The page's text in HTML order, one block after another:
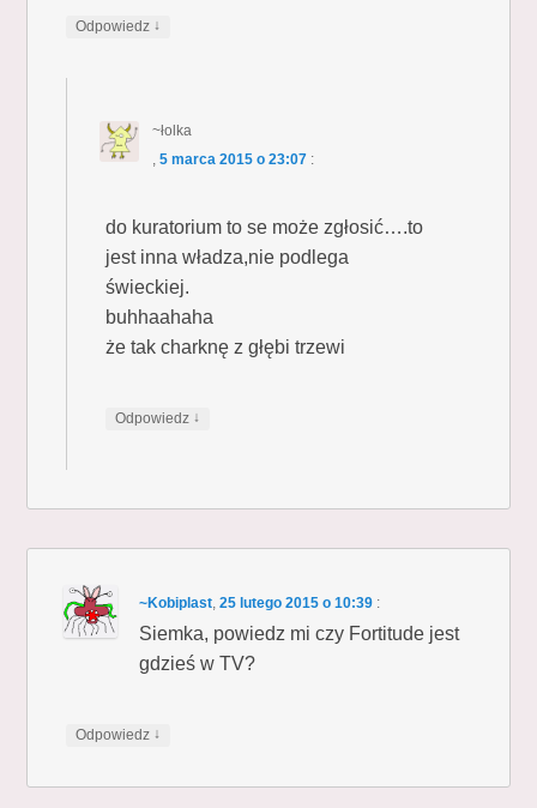
Odpowiedz ↓
~łolka
, 5 marca 2015 o 23:07 :
do kuratorium to se może zgłosić….to
jest inna władza,nie podlega
świeckiej.
buhhaahaha
że tak charknę z głębi trzewi
Odpowiedz ↓
~Kobiplast,25 lutego 2015 o 10:39 :
Siemka, powiedz mi czy Fortitude jest
gdzieś w TV?
Odpowiedz ↓